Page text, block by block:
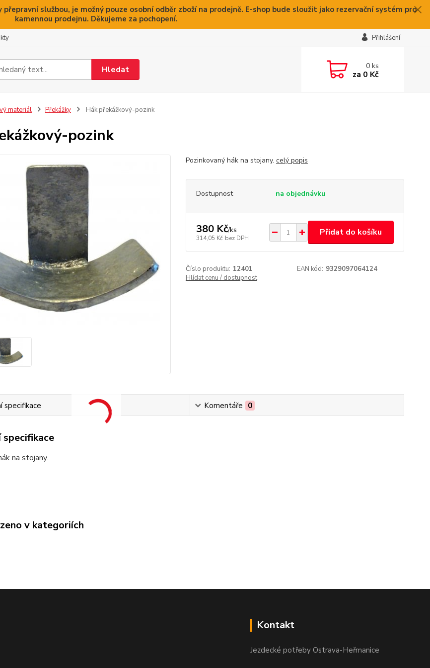
službou, je možný pouze osobní odběr zboží na prodejně. E-shop bude sloužit jako rezervační systém pro
kamennou prodejnu. Děkujeme za pochopení.
Přihlášení
Hledat 0ks
za 0 Kč
materiál Překážky Hák překážkový-pozink
pozink
Pozinkovaný hák na stojany. celý popis
Dostupnost na objednávku
380 Kč/ks
314,05 Kč bez DPH
Přidat do košíku
Číslo produktu: 12401 EAN kód: 9329097064124
Hlídat cenu / dostupnost
specifikace Komentáře 0
na stojany.
v kategoriích
Kontakt
Jezdecké potřeby Ostrava-Heřmanice